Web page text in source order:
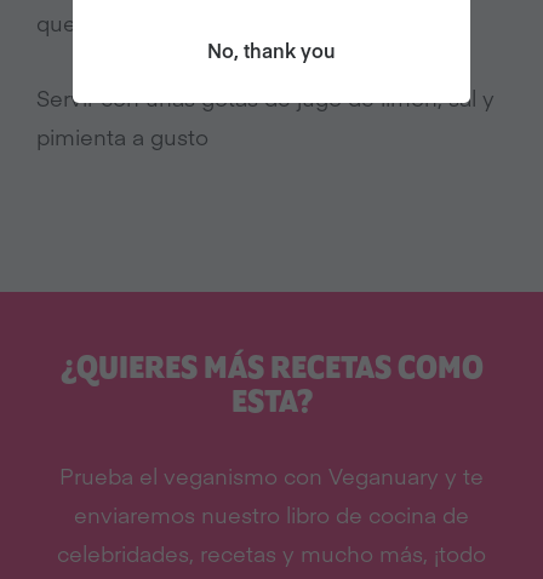
que estén dorados
Servir con unas gotas de jugo de limón, sal y
pimienta a gusto
¿QUIERES MÁS RECETAS COMO
ESTA?
Prueba el veganismo con Veganuary y te
enviaremos nuestro libro de cocina de
celebridades, recetas y mucho más, ¡todo
No, thank you